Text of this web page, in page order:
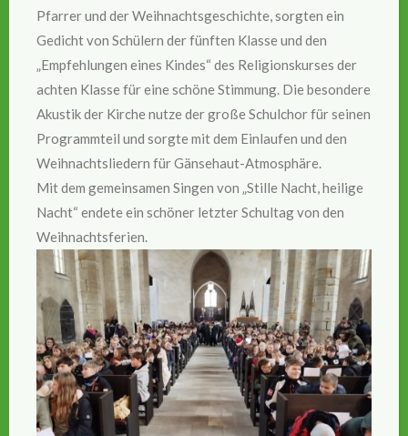
Pfarrer und der Weihnachtsgeschichte, sorgten ein
Gedicht von Schülern der fünften Klasse und den
„Empfehlungen eines Kindes“ des Religionskurses der
achten Klasse für eine schöne Stimmung. Die besondere
Akustik der Kirche nutze der große Schulchor für seinen
Programmteil und sorgte mit dem Einlaufen und den
Weihnachtsliedern für Gänsehaut-Atmosphäre.
Mit dem gemeinsamen Singen von „Stille Nacht, heilige
Nacht“ endete ein schöner letzter Schultag von den
Weihnachtsferien.